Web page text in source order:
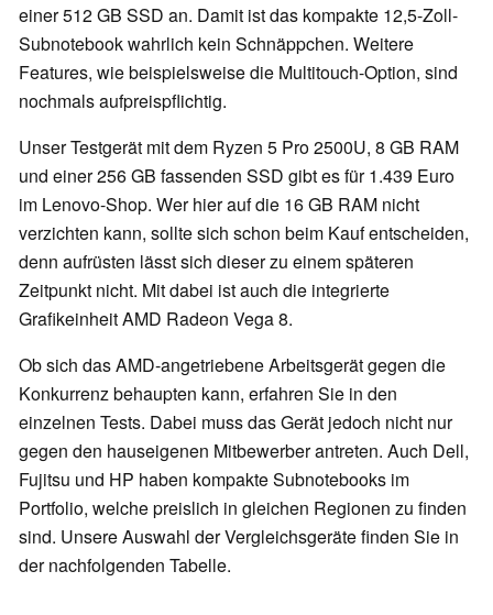
einer 512 GB SSD an. Damit ist das kompakte 12,5-Zoll-
Subnotebook wahrlich kein Schnäppchen. Weitere
Features, wie beispielsweise die Multitouch-Option, sind
nochmals aufpreispflichtig.
Unser Testgerät mit dem Ryzen 5 Pro 2500U, 8 GB RAM
und einer 256 GB fassenden SSD gibt es für 1.439 Euro
im Lenovo-Shop. Wer hier auf die 16 GB RAM nicht
verzichten kann, sollte sich schon beim Kauf entscheiden,
denn aufrüsten lässt sich dieser zu einem späteren
Zeitpunkt nicht. Mit dabei ist auch die integrierte
Grafikeinheit AMD Radeon Vega 8.
Ob sich das AMD-angetriebene Arbeitsgerät gegen die
Konkurrenz behaupten kann, erfahren Sie in den
einzelnen Tests. Dabei muss das Gerät jedoch nicht nur
gegen den hauseigenen Mitbewerber antreten. Auch Dell,
Fujitsu und HP haben kompakte Subnotebooks im
Portfolio, welche preislich in gleichen Regionen zu finden
sind. Unsere Auswahl der Vergleichsgeräte finden Sie in
der nachfolgenden Tabelle.